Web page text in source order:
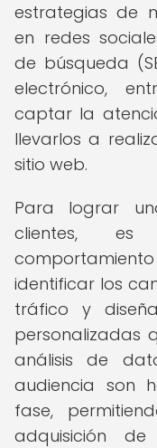
estrategias de
en redes
de búsqueda
electrónico,
captar la
llevarlos a
sitio web.
Para lograr
clientes,
identificar los
tráfico y
personalizadas
análisis de
audiencia son
fase,
adquisición